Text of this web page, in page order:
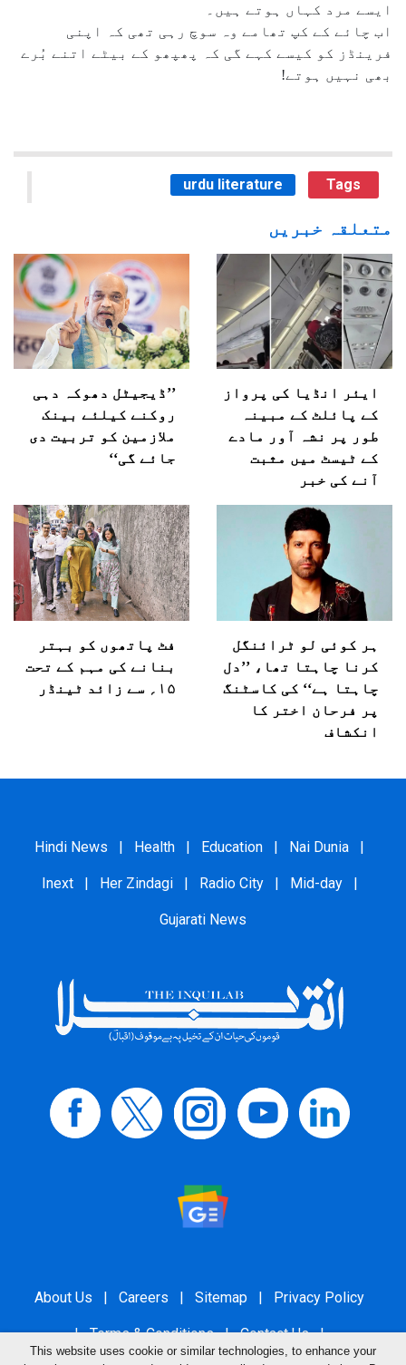
ایسے مرد کہاں ہوتے ہیں۔
اب چائے کے کپ تھامے وہ سوچ رہی تھی کہ اپنی
فرینڈز کو کیسے کہے گی کہ پھپھو کے بیٹے اتنے بُرے
بھی نہیں ہوتے!
urdu literature Tags
متعلقہ خبریں
ایئر انڈیا کی پرواز
کے پائلٹ کے مبینہ
طور پر نشہ آور مادے
کے ٹیسٹ میں مثبت
آنے کی خبر
’’ڈیجیٹل دھوکہ دہی
روکنے کیلئے بینک
ملازمین کو تربیت دی
جائے گی‘‘
ہر کوئی لو ٹرائنگل
کرنا چاہتا تھا، ’’دل
چاہتا ہے‘‘ کی کاسٹنگ
پر فرحان اختر کا
انکشاف
فٹ پاتھوں کو بہتر
بنانے کی مہم کے تحت
۱۵؍ سے زائد ٹینڈر
Hindi News | Health | Education | Nai Dunia |
Inext | Her Zindagi | Radio City | Mid-day |
Gujarati News
About Us | Careers | Sitemap | Privacy Policy
| Terms & Conditions | Contact Us |
This website uses cookie or similar technologies, to enhance your